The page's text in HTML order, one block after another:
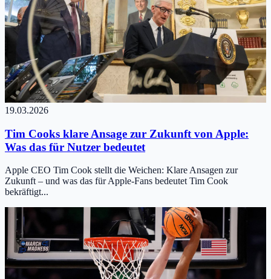
19.03.2026
Tim Cooks klare Ansage zur Zukunft von Apple:
Was das für Nutzer bedeutet
Apple CEO Tim Cook stellt die Weichen: Klare Ansagen zur
Zukunft – und was das für Apple-Fans bedeutet Tim Cook
bekräftigt...